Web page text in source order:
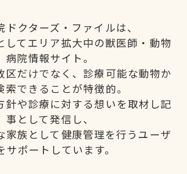
ドクターズ・ファイルは、
してエリア拡大中の獣医師・動物
病院情報サイト。
区だけでなく、診療可能な動物か
索できることが特徴的。
針や診療に対する想いを取材し記
事として発信し、
家族として健康管理を行うユーザ
サポートしています。